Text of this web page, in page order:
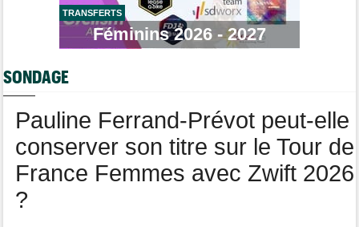
Tour de France Femmes, Pologne, Burgos… au programme de la
semaine
TV
TRANSFERTS
Féminins 2026 - 2027
SONDAGE
Pauline Ferrand-Prévot peut-elle
conserver son titre sur le Tour de
France Femmes avec Zwift 2026
?